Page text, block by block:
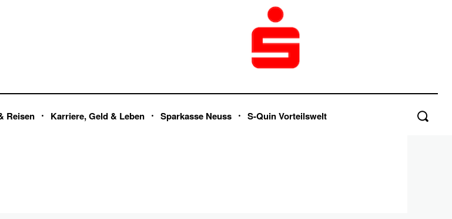
Reisen Karriere, Geld & Leben Sparkasse Neuss S-Quin Vorteilswelt